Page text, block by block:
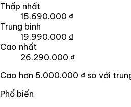
Thấp nhất
15.690.000 ₫
Trung bình
19.990.000 ₫
Cao nhất
26.290.000 ₫
Cao hơn 5.000.000 ₫ so với
Phổ biến